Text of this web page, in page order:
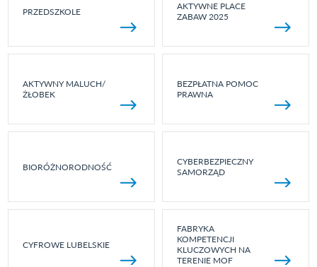
PRZEDSZKOLE
AKTYWNE PLACE
ZABAW 2025
AKTYWNY MALUCH/
ŻŁOBEK
BEZPŁATNA POMOC
PRAWNA
BIORÓŻNORODNOŚĆ
CYBERBEZPIECZNY
SAMORZĄD
CYFROWE LUBELSKIE
FABRYKA
KOMPETENCJI
KLUCZOWYCH NA
TERENIE MOF